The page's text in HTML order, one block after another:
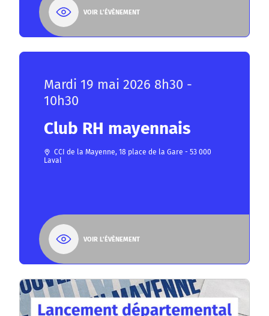
VOIR L'ÉVÈNEMENT
Mardi 19 mai 2026 8h30 -
10h30
Club RH mayennais
CCI de la Mayenne, 18 place de la Gare - 53 000
Laval
VOIR L'ÉVÈNEMENT